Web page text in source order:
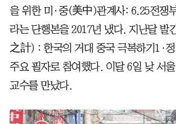
을 위한 미·중(美中)관계사: 6.25전쟁
라는 단행본을 2017년 냈다. 지난달 발
之計) : 한국의 거대 중국 극복하기1·
주요 필자로 참여했다. 이달 6일 낮 서
교수를 만났다.